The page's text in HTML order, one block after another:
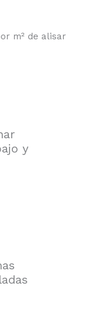
m² de alisar
y